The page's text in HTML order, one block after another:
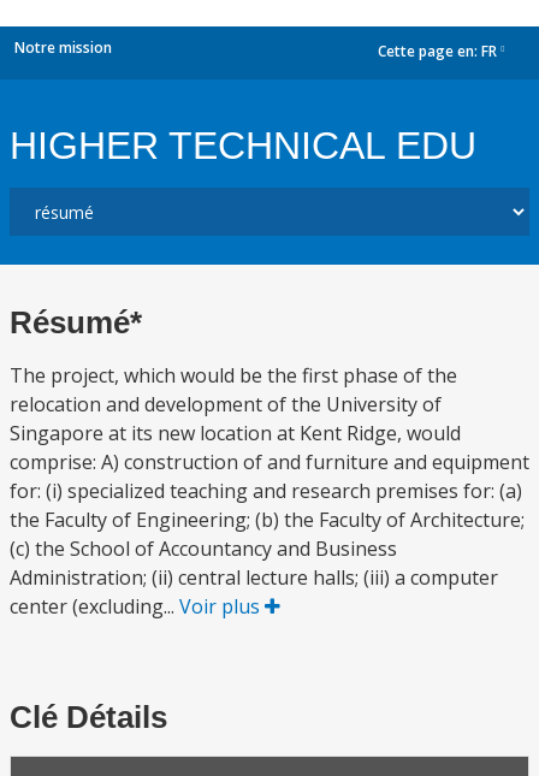
Notre mission Cette page en: FR
HIGHER TECHNICAL EDU
Résumé*
The project, which would be the first phase of the
relocation and development of the University of
Singapore at its new location at Kent Ridge, would
comprise: A) construction of and furniture and equipment
for: (i) specialized teaching and research premises for: (a)
the Faculty of Engineering; (b) the Faculty of Architecture;
(c) the School of Accountancy and Business
Administration; (ii) central lecture halls; (iii) a computer
center (excluding... Voir plus
Clé Détails